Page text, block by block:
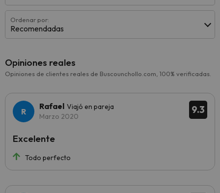
Ordenar por:
Recomendadas
Opiniones reales
Opiniones de clientes reales de Buscounchollo.com, 100% verificadas.
9.3
Rafael Viajó en pareja
Marzo 2020
Todo perfecto
Excelente